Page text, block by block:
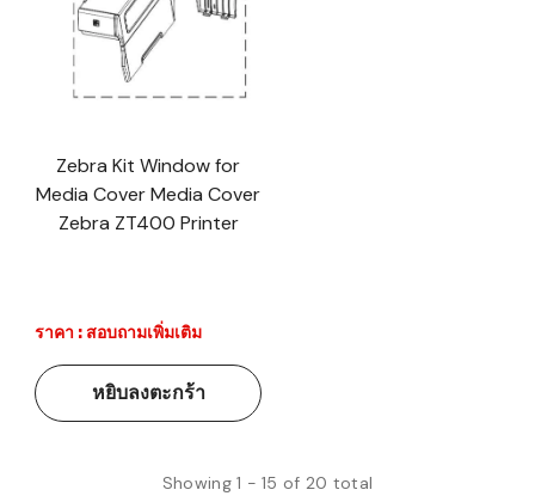
Zebra Kit Window for
Media Cover Media Cover
Zebra ZT400 Printer
ราคา : สอบถามเพิ่มเติม
หยิบลงตะกร้า
Showing 1 - 15 of 20 total